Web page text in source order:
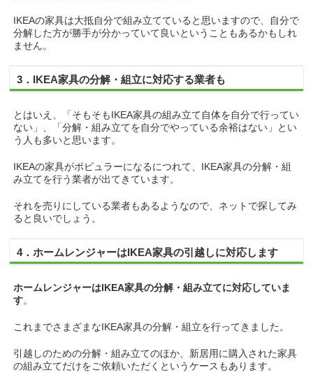
IKEAの家具は大抵自分で組み立てていると思いますので、自分で
分解した方が勝手が分かっていて良いということもあるかもしれ
ません。
3．IKEA家具の分解・組立に対応する業者も
とはいえ、「そもそもIKEA家具の組み立て自体を自分で行ってい
ない」、「分解・組み立てを自分でやっている余裕はない」とい
う人も多いと思います。
IKEAの家具がポピュラーになるにつれて、IKEA家具の分解・組
み立てを行う業者が出てきています。
それを売りにしている業者もあるようなので、ネットで探してみ
ると良いでしょう。
4．ホームレンジャーはIKEA家具の引越しに対応します
ホームレンジャーはIKEA家具の分解・組み立てに対応していま
す。
これまでさまざまなIKEA家具の分解・組立を行ってきました。
引越しのための分解・組み立てのほか、新居用に購入された家具
の組み立てだけをご依頼いただくというケースもあります。